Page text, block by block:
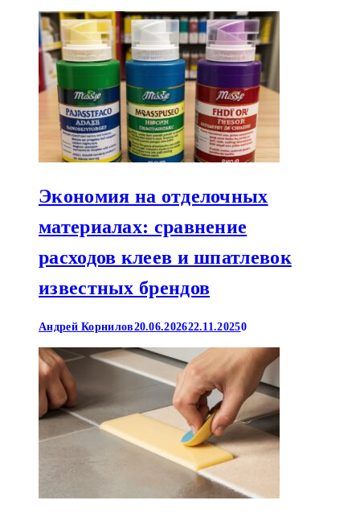
Экономия на отделочных
материалах: сравнение
расходов клеев и шпатлевок
известных брендов
Андрей Корнилов20.06.202622.11.20250